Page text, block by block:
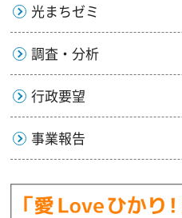
光まちゼミ
調査・分析
行政要望
事業報告